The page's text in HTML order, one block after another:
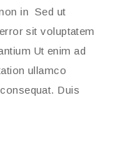
in Sed ut
sit voluptatem
Ut enim ad
ullamco
Duis